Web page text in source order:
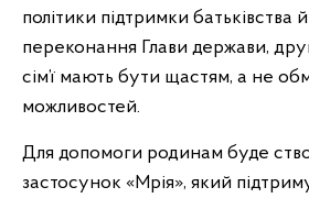
політики підтримки батьківства
переконання Глави держави,
сім’ї мають бути щастям, а не
можливостей.
Для допомоги родинам буде
застосунок «Мрія», який